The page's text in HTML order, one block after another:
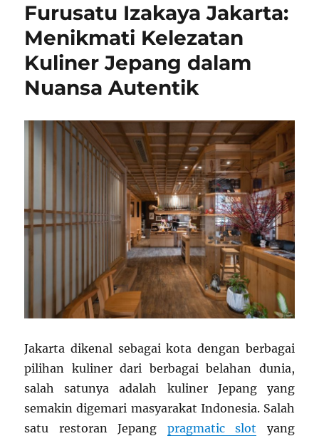
Furusatu Izakaya Jakarta:
Menikmati Kelezatan
Kuliner Jepang dalam
Nuansa Autentik
Jakarta dikenal sebagai kota dengan berbagai
pilihan kuliner dari berbagai belahan dunia,
salah satunya adalah kuliner Jepang yang
semakin digemari masyarakat Indonesia. Salah
satu restoran Jepang pragmatic slot yang